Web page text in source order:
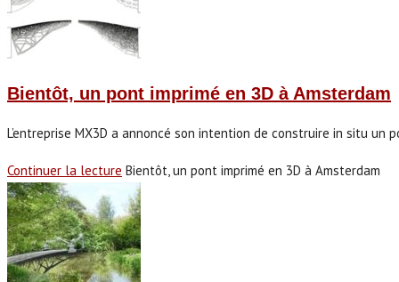
Bientôt, un pont imprimé en 3D à Amsterdam
L’entreprise MX3D a annoncé son intention de construire in situ un
Continuer la lecture Bientôt, un pont imprimé en 3D à Amsterdam